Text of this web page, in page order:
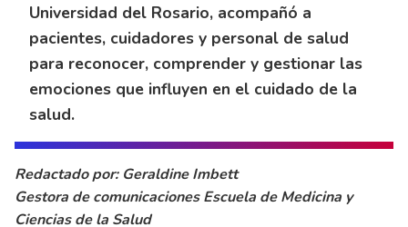
Universidad del Rosario, acompañó a
pacientes, cuidadores y personal de salud
para reconocer, comprender y gestionar las
emociones que influyen en el cuidado de la
salud.
Redactado por: Geraldine Imbett
Gestora de comunicaciones Escuela de Medicina y
Ciencias de la Salud